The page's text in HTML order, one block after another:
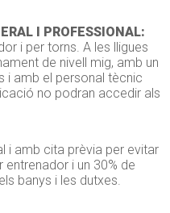
I PROFESSIONAL:
i per torns. A les lligues
de nivell mig, amb un
i amb el personal tècnic
no podran accedir als
i amb cita prèvia per evitar
i un 30% de
banys i les dutxes.